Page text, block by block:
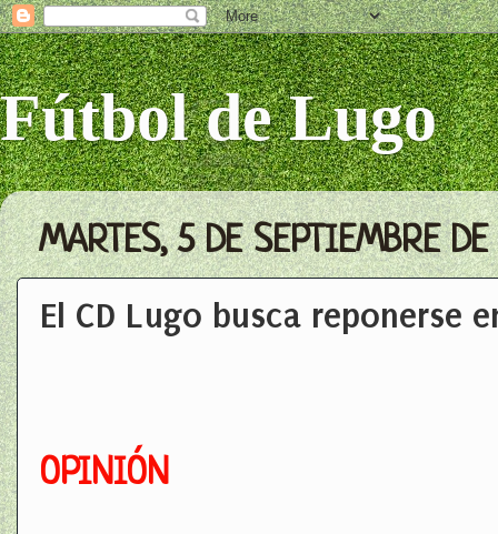
Fútbol de Lugo
MARTES, 5 DE SEPTIEMBRE
El CD Lugo busca reponerse
OPINIÓN